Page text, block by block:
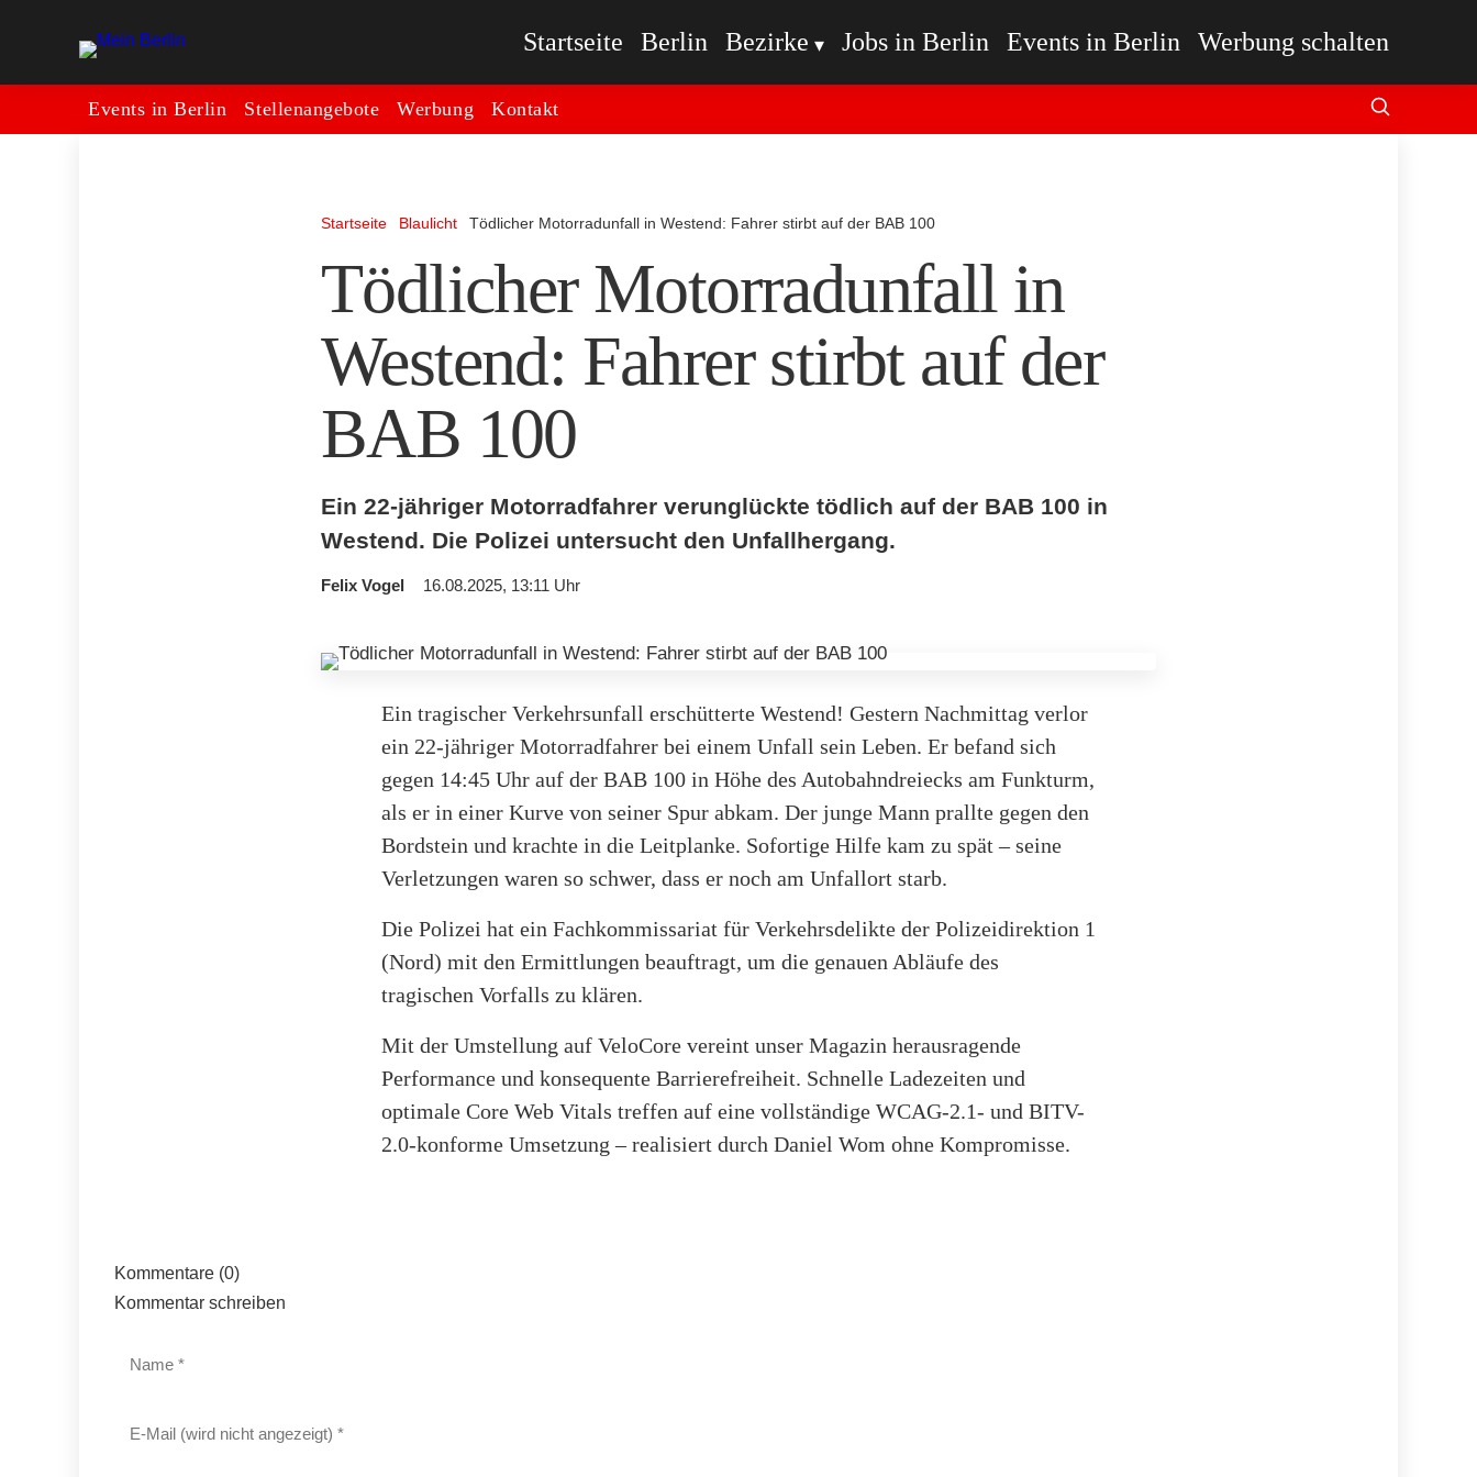
Startseite Berlin Bezirke Jobs in Berlin Events in Berlin Werbung schalten
Events in Berlin Stellenangebote Werbung Kontakt
Startseite Blaulicht Tödlicher Motorradunfall in Westend: Fahrer stirbt auf der BAB 100
Tödlicher Motorradunfall in
Westend: Fahrer stirbt auf der
BAB 100
Ein 22-jähriger Motorradfahrer verunglückte tödlich auf der BAB 100 in
Westend. Die Polizei untersucht den Unfallhergang.
Felix Vogel 16.08.2025, 13:11 Uhr
Ein tragischer Verkehrsunfall erschütterte Westend! Gestern Nachmittag verlor
ein 22-jähriger Motorradfahrer bei einem Unfall sein Leben. Er befand sich
gegen 14:45 Uhr auf der BAB 100 in Höhe des Autobahndreiecks am Funkturm,
als er in einer Kurve von seiner Spur abkam. Der junge Mann prallte gegen den
Bordstein und krachte in die Leitplanke. Sofortige Hilfe kam zu spät – seine
Verletzungen waren so schwer, dass er noch am Unfallort starb.
Die Polizei hat ein Fachkommissariat für Verkehrsdelikte der Polizeidirektion 1
(Nord) mit den Ermittlungen beauftragt, um die genauen Abläufe des
tragischen Vorfalls zu klären.
Mit der Umstellung auf VeloCore vereint unser Magazin herausragende
Performance und konsequente Barrierefreiheit. Schnelle Ladezeiten und
optimale Core Web Vitals treffen auf eine vollständige WCAG-2.1- und BITV-
2.0-konforme Umsetzung – realisiert durch Daniel Wom ohne Kompromisse.
Kommentare (0)
Kommentar schreiben